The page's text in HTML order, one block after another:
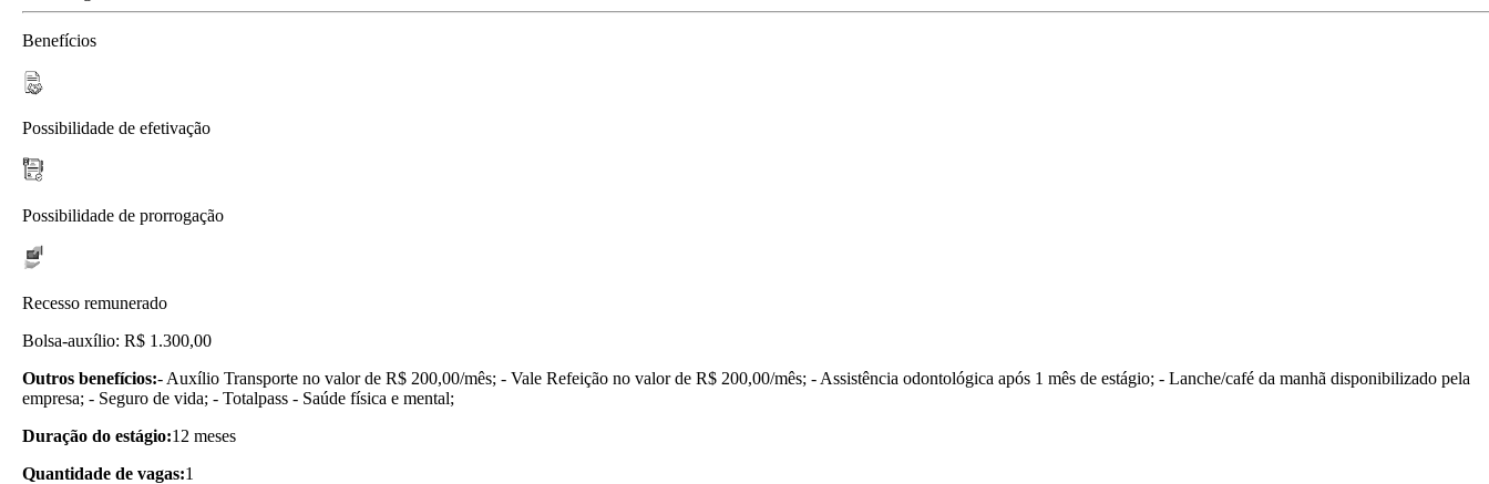
Benefícios
Possibilidade de efetivação
Possibilidade de prorrogação
Recesso remunerado
Bolsa-auxílio: R$ 1.300,00
Outros benefícios:- Auxílio Transporte no valor de R$ 200,00/mês; - Vale Refeição no valor de R$ 200,00/mês; - Assistência odontológica após 1 mês de estágio; - Lanche/café da manhã disponibilizado pela
empresa; - Seguro de vida; - Totalpass - Saúde física e mental;
Duração do estágio:12 meses
Quantidade de vagas:1